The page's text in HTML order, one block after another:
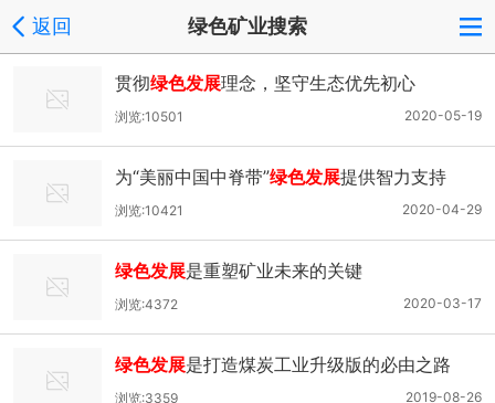
返回 绿色矿业搜索
贯彻绿色发展理念，坚守生态优先初心
2020-05-19
浏览:10501
为“美丽中国中脊带”绿色发展提供智力支持
2020-04-29
浏览:10421
绿色发展是重塑矿业未来的关键
2020-03-17
浏览:4372
绿色发展是打造煤炭工业升级版的必由之路
2019-08-26
浏览:3359